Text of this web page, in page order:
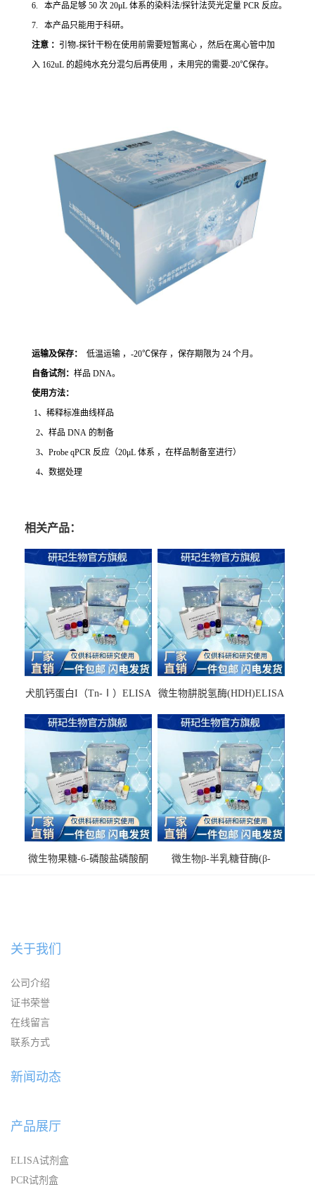
6. 本产品足够 50 次 20μL 体系的染料法/探针法荧光定量 PCR 反应。
7. 本产品只能用于科研。
注意 ： 引物-探针干粉在使用前需要短暂离心 ，然后在离心管中加
入 162uL 的超纯水充分混匀后再使用 ，未用完的需要-20℃保存。
运输及保存：
低温运输 ，-20℃保存 ，保存期限为 24 个月。
自备试剂： 样品 DNA。
使用方法：
1、稀释标准曲线样品
2、样品 DNA 的制备
3、Probe qPCR 反应（20μL 体系 ，在样品制备室进行）
4、数据处理
相关产品：
犬肌钙蛋白I（Tn-Ⅰ）ELISA
微生物肼脱氢酶(HDH)ELISA
微生物果糖-6-磷酸盐磷酸酮
微生物β-半乳糖苷酶(β-
关于我们
公司介绍
证书荣誉
在线留言
联系方式
新闻动态
产品展厅
ELISA试剂盒
PCR试剂盒